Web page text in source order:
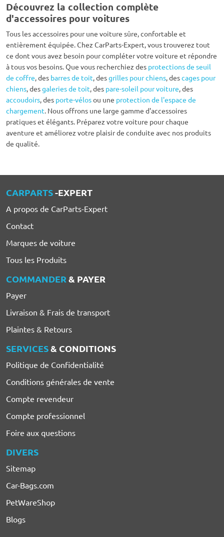
Découvrez la collection complète
d'accessoires pour voitures
Tous les accessoires pour une voiture sûre, confortable et
entièrement équipée. Chez CarParts-Expert, vous trouverez tout
ce dont vous avez besoin pour compléter votre voiture et répondre
à tous vos besoins. Que vous recherchiez des protections de seuil
de coffre, des barres de toit, desgrilles pour chiens, descages pour
chiens, desgaleries de toit, des pare-soleil pour voiture, des
accoudoirs, des porte-vélosou une protection de l'espace de
chargement. Nous offrons une large gamme d'accessoires
pratiques et élégants. Préparez votre voiture pour chaque
aventure et améliorez votre plaisir de conduite avec nos produits
de qualité.
CARPARTS-EXPERT
A propos de CarParts-Expert
Contact
Marques de voiture
Tous les Produits
COMMANDER & PAYER
Payer
Livraison & Frais de transport
Plaintes & Retours
SERVICES& CONDITIONS
Politique de Confidentialité
Conditions générales de vente
Compte revendeur
Compte professionnel
Foire aux questions
DIVERS
Sitemap
Car-Bags.com
PetWareShop
Blogs